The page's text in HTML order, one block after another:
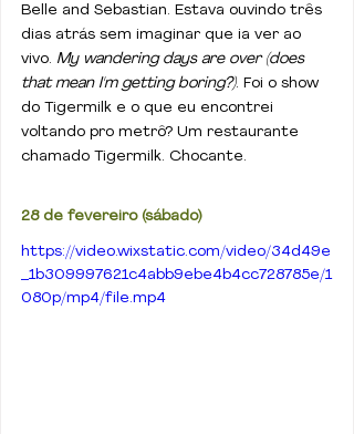
Belle and Sebastian. Estava ouvindo três
dias atrás sem imaginar que ia ver ao
vivo. My wandering days are over (does
that mean I'm getting boring?). Foi o show
do Tigermilk e o que eu encontrei
voltando pro metrô? Um restaurante
chamado Tigermilk. Chocante.
28 de fevereiro (sábado)
https://video.wixstatic.com/video/34d49e
_1b309997621c4abb9ebe4b4cc728785e/1
080p/mp4/file.mp4